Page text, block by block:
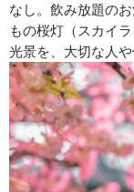
なし。飲み放題の
もの桜灯（スカイ
光景を、大切な人